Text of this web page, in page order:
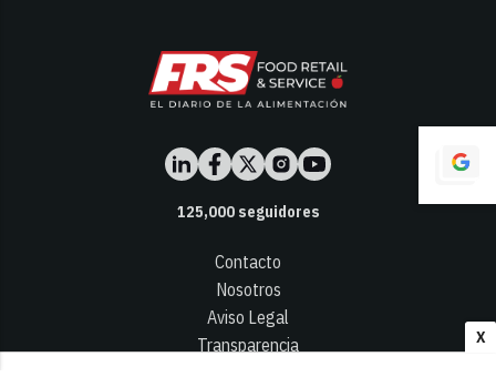
X
125,000seguidores
Contacto
Nosotros
Aviso Legal
Transparencia